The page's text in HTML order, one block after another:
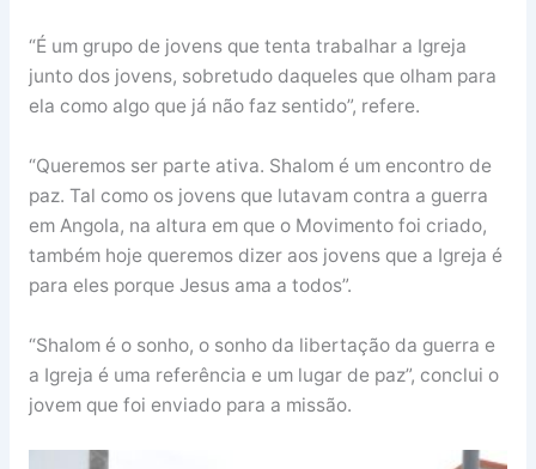
“É um grupo de jovens que tenta trabalhar a Igreja
junto dos jovens, sobretudo daqueles que olham para
ela como algo que já não faz sentido”, refere.
“Queremos ser parte ativa. Shalom é um encontro de
paz. Tal como os jovens que lutavam contra a guerra
em Angola, na altura em que o Movimento foi criado,
também hoje queremos dizer aos jovens que a Igreja é
para eles porque Jesus ama a todos”.
“Shalom é o sonho, o sonho da libertação da guerra e
a Igreja é uma referência e um lugar de paz”, conclui o
jovem que foi enviado para a missão.